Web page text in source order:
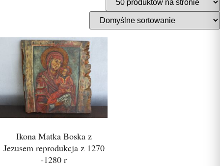
Ikona Matka Boska z
Jezusem reprodukcja z 1270
-1280 r